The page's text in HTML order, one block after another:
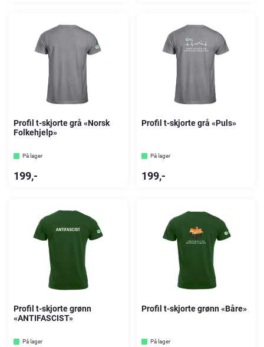
Profil t-skjorte grå «Norsk
Folkehjelp»
På lager
199,-
Profil t-skjorte grå «Puls»
På lager
199,-
Profil t-skjorte grønn
«ANTIFASCIST»
På lager
Profil t-skjorte grønn «Båre»
På lager